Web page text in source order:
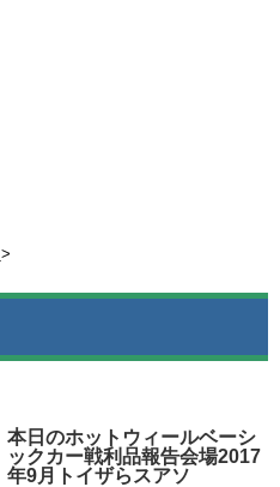
>
本日のホットウィールベーシ
ックカー戦利品報告会場2017
年9月トイザらスアソ